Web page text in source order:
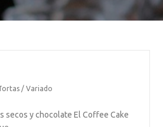
/ Variado
secos y chocolate El Coffee Cake